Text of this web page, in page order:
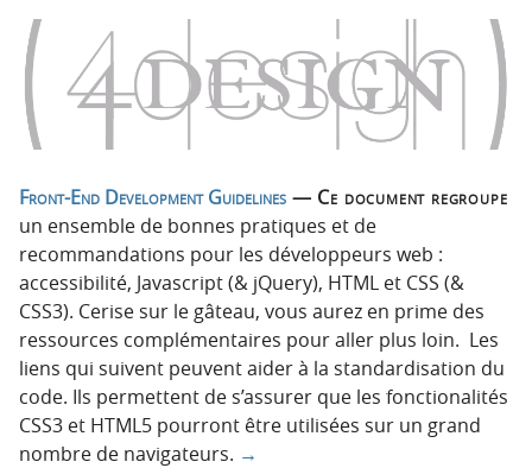
e
Front-End Development Guidelines — Ce document regroupe
un ensemble de bonnes pratiques et de
recommandations pour les développeurs web :
accessibilité, Javascript (& jQuery), HTML et CSS (&
CSS3). Cerise sur le gâteau, vous aurez en prime des
ressources complémentaires pour aller plus loin. Les
liens qui suivent peuvent aider à la standardisation du
code. Ils permettent de s’assurer que les fonctionalités
CSS3 et HTML5 pourront être utilisées sur un grand
nombre de navigateurs. →